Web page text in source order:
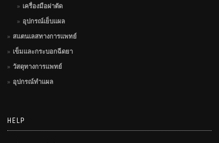
เครื่องมือผ่าตัด
อุปกรณ์เย็บแผล
สแตนเลสทางการแพทย์
เข็มและกระบอกฉีดยา
วัสดุทางการแพทย์
อุปกรณ์ทำแผล
HELP